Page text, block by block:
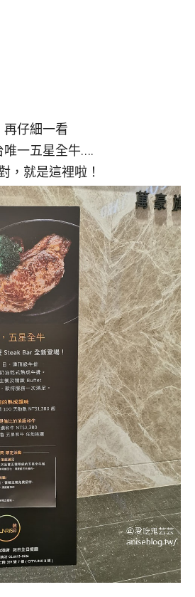
再仔細一看
唯一五星全牛….
，就是這裡啦！